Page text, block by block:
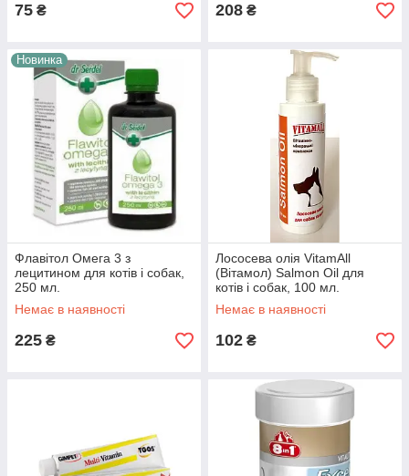
75 ₴ 208 ₴
Новинка
Флавітол Омега 3 з
лецитином для котів і собак,
250 мл.
Немає в наявності
225 ₴
Лососева олія VitamAll
(Вітамол) Salmon Oil для
котів і собак, 100 мл.
Немає в наявності
102 ₴